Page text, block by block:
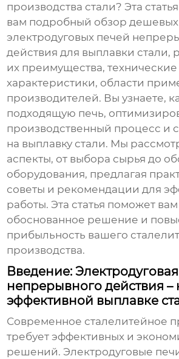
производства стали? Эта
вам подробный обзордешевых
электродуговых печей
действия для выплавки стали,
их преимущества, технические
характеристики, области
производителей. Вы узнаете,
подходящую печь,
производственный процесс и
на выплавку стали. Мы
аспекты, от выбора сырья до
оборудования, предлагая
советы и рекомендации для
работы. Эта статья поможет
обоснованное решение и
прибыльность вашего
производства.
Введение:
непрерывного действия –
эффективной выплавке
Современное сталелитейное
требует эффективных и
решений. Электродуговые